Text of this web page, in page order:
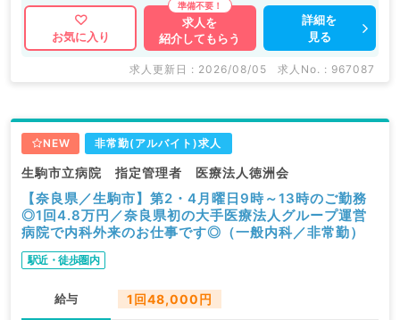
お気に入り
求人を
紹介してもらう
詳細を
見る
求人更新日 : 2026/08/05 求人No. : 967087
NEW 非常勤(アルバイト)求人
生駒市立病院 指定管理者 医療法人徳洲会
【奈良県／生駒市】第2・4月曜日9時～13時のご勤務
◎1回4.8万円／奈良県初の大手医療法人グループ運営
病院で内科外来のお仕事です◎（一般内科／非常勤）
駅近・徒歩圏内
給与 1回48,000円